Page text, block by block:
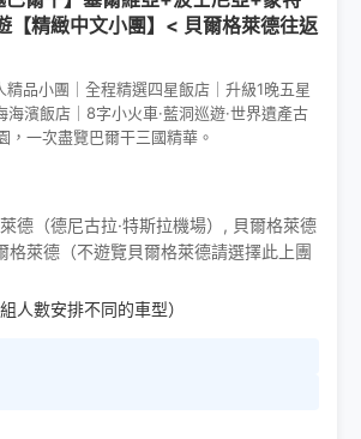
【精緻中文小團】< 貝爾格萊德往返
精品小團｜全程精選四星飯店｜升級1晚五星
濱飯店｜8字小火車·藍洞巡遊·世界遺產古
，一次盡覽巴爾干三國精華。
德（德尼古拉·特斯拉機場） , 貝爾格萊德
格萊德（不遊覽貝爾格萊德請選擇此上團
人數安排不同的車型）